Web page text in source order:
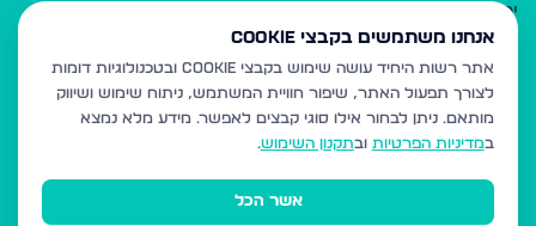
ירושלים
אלעד
גבעת זאב
בית שמש
רכסים
מודיעין עילית
אנחנו משתמשים בקבצי Cookie
אתר רשות היחיד עושה שימוש בקבצי Cookie ובטכנולוגיות דומות
לצורך תפעול האתר, שיפור חוויית המשתמש, ניתוח שימוש ושיווק
מותאם. ניתן לבחור אילו סוגי קבצים לאפשר. מידע מלא נמצא
במדיניות הפרטיות ובתקנון השימוש.
אשר הכל